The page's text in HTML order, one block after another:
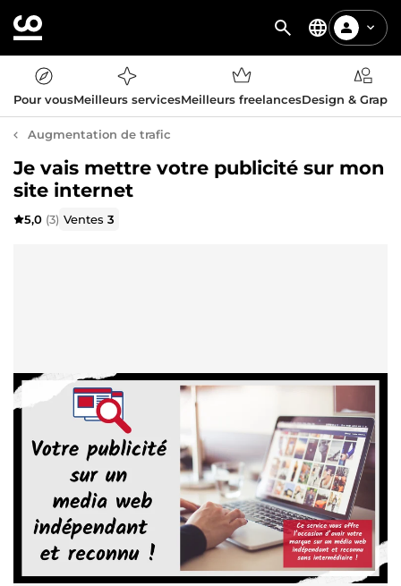
Pour vousMeilleurs servicesMeilleurs freelancesDesign &
Augmentation de trafic
Je vais mettre votre publicité sur mon
site internet
5,0 (3) Ventes3